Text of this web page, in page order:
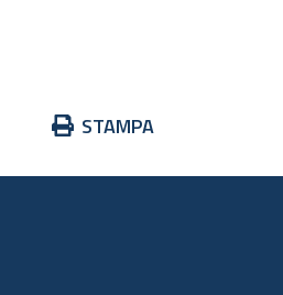
Azioni
documento
STAMPA